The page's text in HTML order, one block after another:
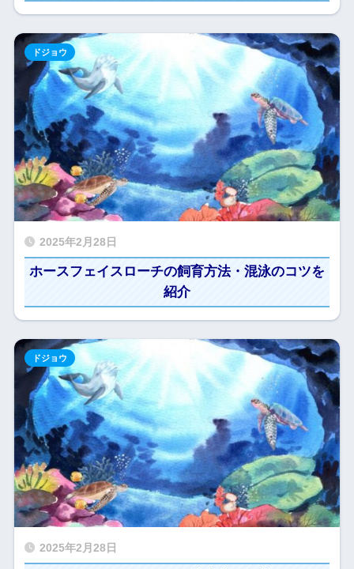
2025年2月28日
ホースフェイスローチの飼育方法・混泳のコツを
紹介
ドジョウ
2025年2月28日
ドジョウ